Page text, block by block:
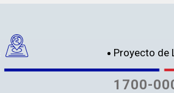
Proyecto de
1700-